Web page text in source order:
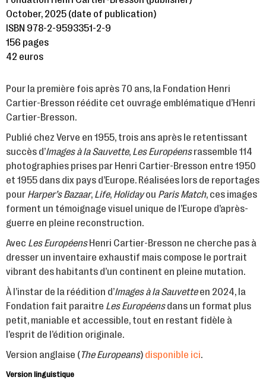
October, 2025 (date of publication)
ISBN 978-2-9593351-2-9
156 pages
42 euros
Pour la première fois après 70 ans, la Fondation Henri
Cartier-Bresson réédite cet ouvrage emblématique d’Henri
Cartier-Bresson.
Publié chez Verve en 1955, trois ans après le retentissant
succès d’Images à la Sauvette, Les Européensrassemble 114
photographies prises par Henri Cartier-Bresson entre 1950
et 1955 dans dix pays d’Europe. Réalisées lors de reportages
pour Harper’s Bazaar, Life, Holidayou Paris Match, ces images
forment un témoignage visuel unique de l’Europe d’après-
guerre en pleine reconstruction.
Avec Les EuropéensHenri Cartier-Bresson ne cherche pas à
dresser un inventaire exhaustif mais compose le portrait
vibrant des habitants d’un continent en pleine mutation.
À l’instar de la réédition d’Images à la Sauvetteen 2024, la
Fondation fait paraitre Les Européensdans un format plus
petit, maniable et accessible, tout en restant fidèle à
l’esprit de l’édition originale.
Version anglaise (The Europeans) disponible ici.
Version linguistique